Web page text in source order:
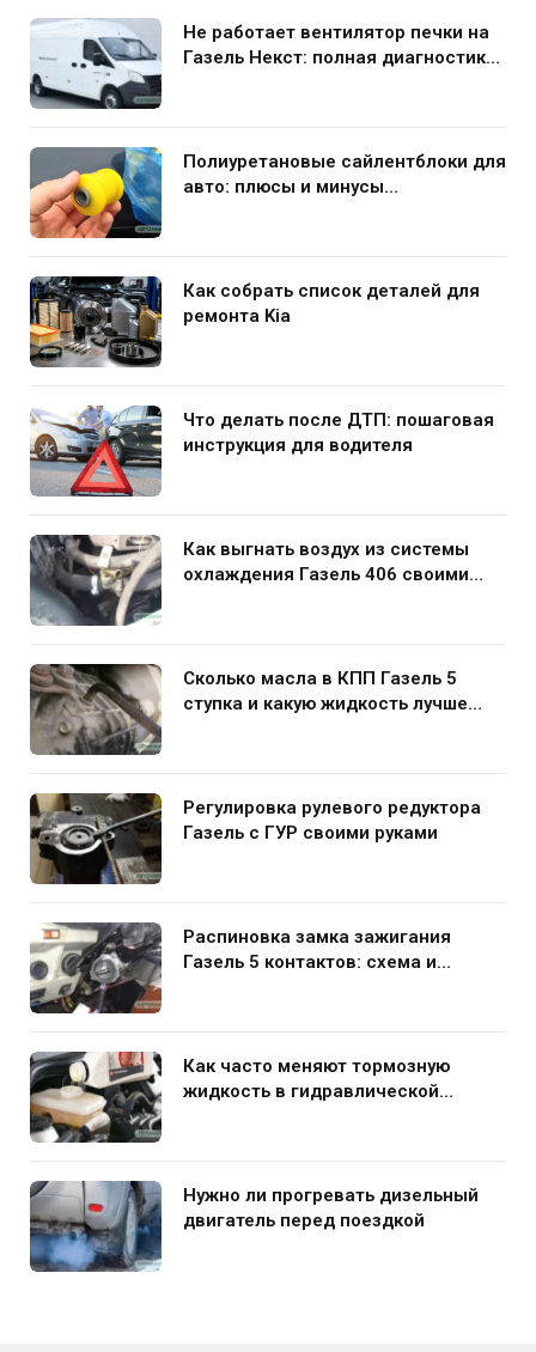
Не работает вентилятор печки на
Газель Некст: полная диагностика
Полиуретановые сайлентблоки для
авто: плюсы и минусы
Как собрать список деталей для
ремонта Kia
Что делать после ДТП: пошаговая
инструкция для водителя
Как выгнать воздух из системы
охлаждения Газель 406 своими
Сколько масла в КПП Газель 5
ступка и какую жидкость лучше
Регулировка рулевого редуктора
Газель с ГУР своими руками
Распиновка замка зажигания
Газель 5 контактов: схема и
Как часто меняют тормозную
жидкость в гидравлической
Нужно ли прогревать дизельный
двигатель перед поездкой